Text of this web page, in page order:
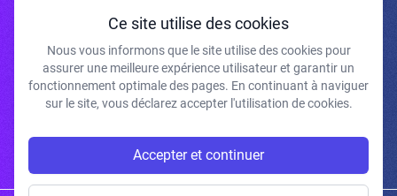
J'accepte de recevoir vos e-mails et confirme avoir pris connaissance de
votre politique de confidentialité et mentions légales.
Ce site utilise des cookies
Nous vous informons que le site utilise des cookies pour
assurer une meilleure expérience utilisateur et garantir un
fonctionnement optimale des pages. En continuant à naviguer
sur le site, vous déclarez accepter l'utilisation de cookies.
Accepter et continuer